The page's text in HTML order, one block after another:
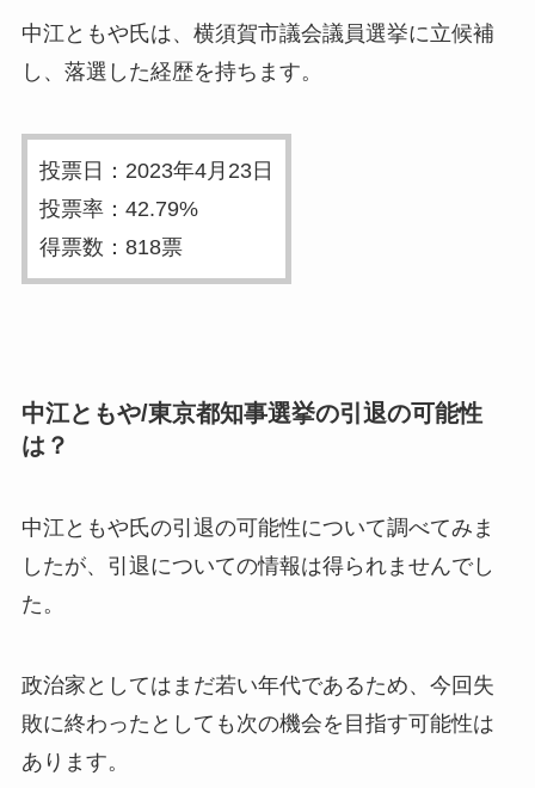
中江ともや氏は、横須賀市議会議員選挙に立候補
し、落選した経歴を持ちます。
投票日：2023年4月23日
投票率：42.79%
得票数：818票
中江ともや/東京都知事選挙の引退の可能性
は？
中江ともや氏の引退の可能性について調べてみま
したが、引退についての情報は得られませんでし
た。
政治家としてはまだ若い年代であるため、今回失
敗に終わったとしても次の機会を目指す可能性は
あります。